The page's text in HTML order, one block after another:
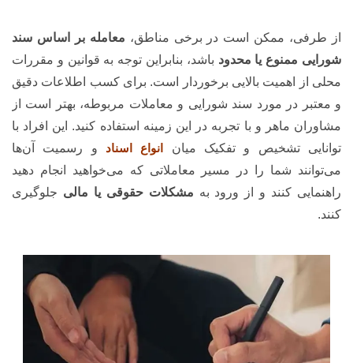
از طرفی، ممکن است در برخی مناطق، معامله بر اساس سند
شورایی ممنوع یا محدود باشد، بنابراین توجه به قوانین و مقررات
محلی از اهمیت بالایی برخوردار است. برای کسب اطلاعات دقیق
و معتبر در مورد سند شورایی و معاملات مربوطه، بهتر است از
مشاوران ماهر و با تجربه در این زمینه استفاده کنید. این افراد با
توانایی تشخیص و تفکیک میان
انواع اسناد و رسمیت آن‌ها
می‌توانند شما را در مسیر معاملاتی که می‌خواهید انجام دهید
راهنمایی کنند و از ورود به مشکلات حقوقی یا مالی جلوگیری
کنند.